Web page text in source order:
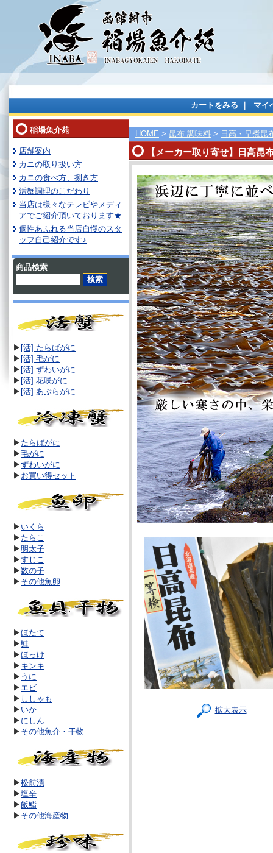
カートをみる マイ
稲場魚介苑
店舗案内
カニの取り扱い方
カニの食べ方、捌き方
活蟹調理のこだわり
当店は様々なテレビやメディ
アでご紹介頂いております★
個性あふれる当店自慢のスタ
ッフ自己紹介です♪
商品検索
▶ [活] たらばがに
▶ [活] 毛がに
▶ [活] ずわいがに
▶ [活] 花咲がに
▶ [活] あぶらがに
▶ たらばがに
▶毛がに
▶ずわいがに
▶ お買い得セット
▶ いくら
▶ たらこ
▶明太子
▶すじこ
▶数の子
▶ その他魚卵
▶ほたて
▶鮭
▶ほっけ
▶ キンキ
▶ うに
▶ エビ
▶ ししゃも
▶ いか
▶ にしん
▶ その他魚介・干物
▶松前漬
▶塩辛
▶飯鮨
▶ その他海産物
HOME > 昆布 調味料 > 日高・早煮昆
【メーカー取り寄せ】日高昆
拡大表示